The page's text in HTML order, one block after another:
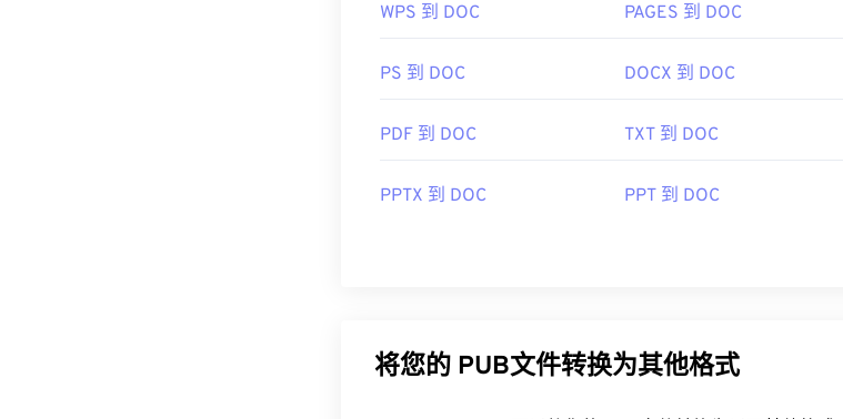
WPS 到 DOC PAGES 到 DOC
PS 到 DOC DOCX 到 DOC
PDF 到 DOC TXT 到 DOC
PPTX 到 DOC PPT 到 DOC
将您的 PUB文件转换为其他格式